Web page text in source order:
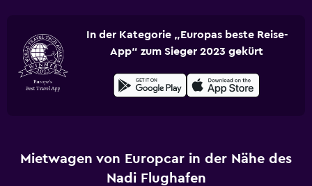
In der Kategorie „Europas beste Reise-
App“ zum Sieger 2023 gekürt
Mietwagen von Europcar in der Nähe des
Nadi Flughafen